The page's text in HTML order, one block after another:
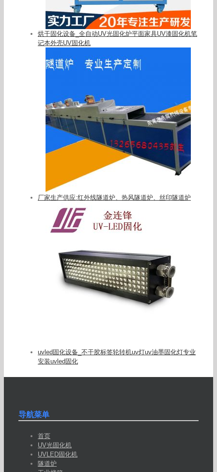
烘干固化设备_全自动UV光固化炉平面家具UV漆固化机笔
记本外壳UV固化机
厂家生产供应:红外线隧道炉、热风隧道炉、丝印隧道炉
uvled固化设备_不干胶标签轮转机uv灯uv油墨固化灯专业
安装uvled固化
导航菜单
首页
UV光固化机
UVLED固化机
隧道炉